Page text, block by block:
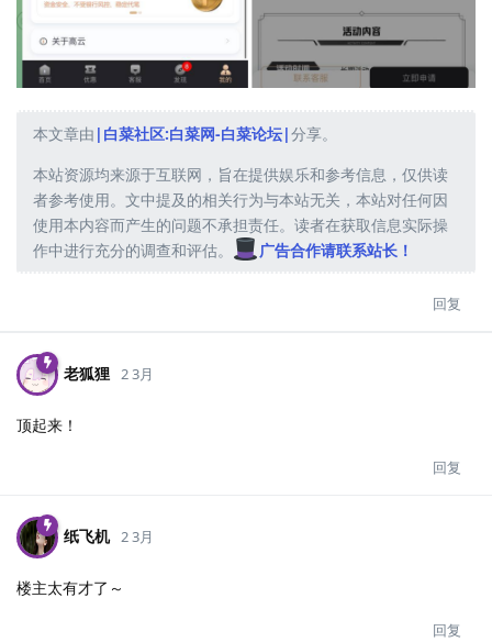
本文章由 |白菜社区:白菜网-白菜论坛|分享。
本站资源均来源于互联网，旨在提供娱乐和参考信息，仅供读
者参考使用。文中提及的相关行为与本站无关，本站对任何因
使用本内容而产生的问题不承担责任。读者在获取信息实际操
作中进行充分的调查和评估。
广告合作请联系站长！
回复
老狐狸 2 3月
顶起来！
回复
纸飞机 2 3月
楼主太有才了～
回复